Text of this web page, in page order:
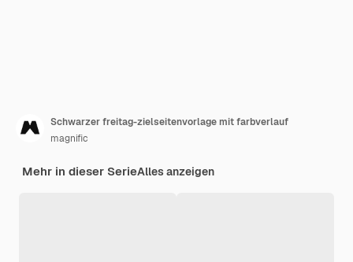
Schwarzer freitag-zielseitenvorlage mit farbverlauf
magnific
Mehr in dieser SerieAlles anzeigen